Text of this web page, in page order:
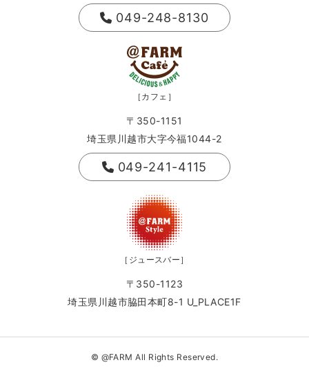
049-248-8130
［カフェ］
〒350-1151
埼玉県川越市大字今福1044-2
049-241-4115
［ジュースバー］
〒350-1123
埼玉県川越市脇田本町8-1 U_PLACE1F
© @FARM All Rights Reserved.